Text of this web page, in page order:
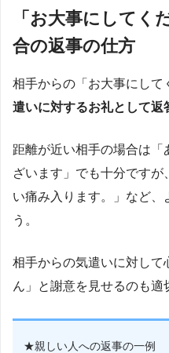
「お大事にしてく
合の返事の仕方
相手からの「お大事にして
遣いに対するお礼として返
距離が近い相手の場合は
ざいます」でも十分です
い痛み入ります。」など、
う。
相手からの気遣いに対し
ん」と謝意を見せるのも適
★親しい人への返事の一例